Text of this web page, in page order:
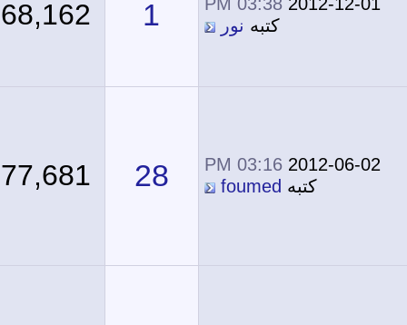
كتبهنور 1
68,162
2012-06-02
03:16 PM
كتبهfoumed
28
77,681